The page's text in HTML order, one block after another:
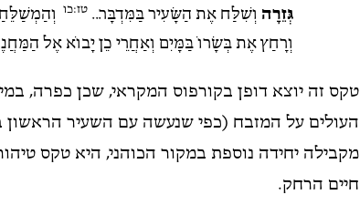
גְּזֵרָה וְשִׁלַּח אֶת הַשָּׂעִיר בַּמִּדְבָּר... טז:כו וְהַמְשַׁלֵּחַ
וְרָחַץ אֶת בְּשָׂרוֹ בַּמָּיִם וְאַחֲרֵי כֵן יָבוֹא אֶל
טקס זה יוצא דופן בקורפוס המקראי, שכן כפרה,
העולים על המזבח (כפי שנעשה עם השעיר
מקבילה יחידה נוספת במקור הכוהני, היא טקס
חיים הרחק.